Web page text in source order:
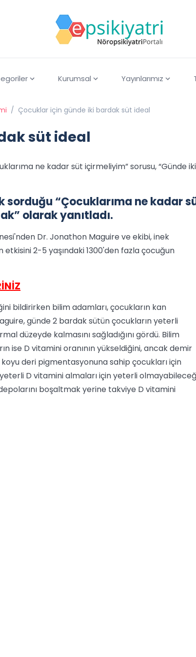
Kurumsal Yayınlarımız
/ Çocuklar için günde iki bardak süt ideal
süt ideal
ne kadar süt içirmeliyim” sorusu, “Günde iki
“Çocuklarıma ne kadar
olarak yanıtladı.
Dr. Jonathon Maguire ve ekibi, inek
2-5 yaşındaki 1300'den fazla çocuğun
bildirirken bilim adamları, çocukların kan
günde 2 bardak sütün çocukların yeterli
düzeyde kalmasını sağladığını gördü. Bilim
ise D vitamini oranının yükseldiğini, ancak demir
koyu deri pigmentasyonuna sahip çocukları için
D vitamini almaları için yeterli
boşaltmak yerine takviye D vitamini